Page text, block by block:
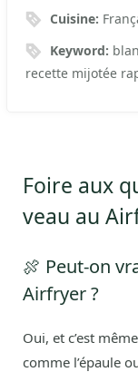
Cuisine:
Keyword:
recette mijotée
Foire aux
veau au
🍖 Peut-on
Airfryer ?
Oui, et c’est
comme l’épaule